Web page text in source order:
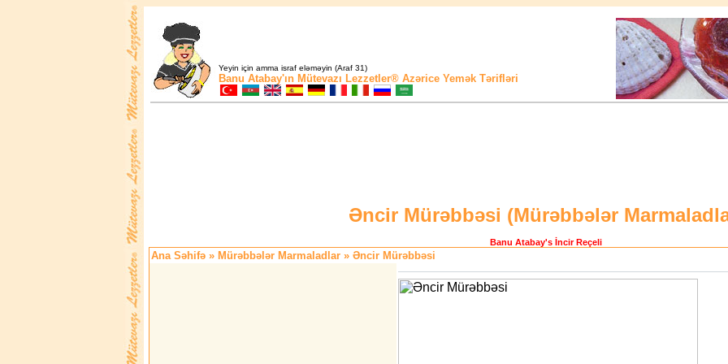
Yeyin için amma israf eləməyin (Araf 31)
Banu Atabay'ın Mütevazı Lezzetler® Azərice Yemək Tərifləri
Əncir Mürəbbəsi (Mürəbbələr
Banu Atabay's İncir Reçeli
Ana Səhifə » Mürəbbələr Marmaladlar » Əncir Mürəbbəsi